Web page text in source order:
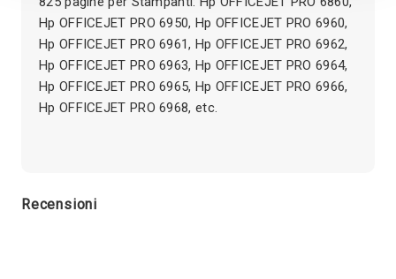
Hp OFFICEJET PRO 6950, Hp OFFICEJET PRO 6960,
Hp OFFICEJET PRO 6961, Hp OFFICEJET PRO 6962,
Hp OFFICEJET PRO 6963, Hp OFFICEJET PRO 6964,
Hp OFFICEJET PRO 6965, Hp OFFICEJET PRO 6966,
Hp OFFICEJET PRO 6968, etc.
Recensioni